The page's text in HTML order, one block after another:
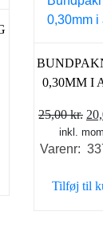
0,30MM I
25,00kr.
inkl.
Varenr:
Tilføj til